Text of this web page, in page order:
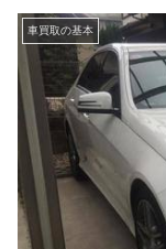
車買取の基本